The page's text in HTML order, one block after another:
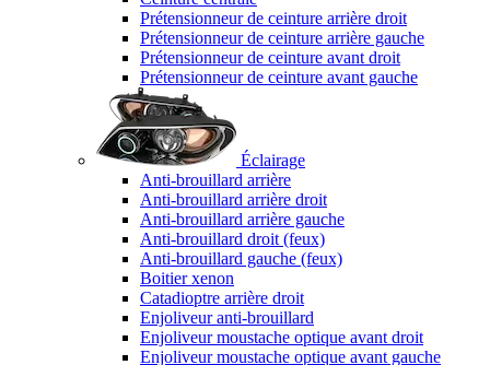
Prétensionneur de ceinture arrière droit
Prétensionneur de ceinture arrière gauche
Prétensionneur de ceinture avant droit
Prétensionneur de ceinture avant gauche
Éclairage
Anti-brouillard arrière
Anti-brouillard arrière droit
Anti-brouillard arrière gauche
Anti-brouillard droit (feux)
Anti-brouillard gauche (feux)
Boitier xenon
Catadioptre arrière droit
Enjoliveur anti-brouillard
Enjoliveur moustache optique avant droit
Enjoliveur moustache optique avant gauche